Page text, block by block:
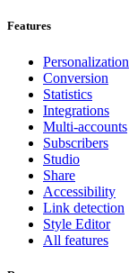
Features
Personalization
Conversion
Statistics
Integrations
Multi-accounts
Subscribers
Studio
Share
Accessibility
Link detection
Style Editor
All features